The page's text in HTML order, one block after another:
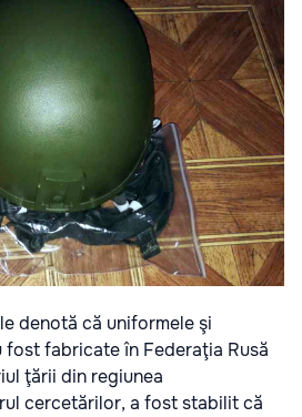
denotă că uniformele şi
fabricate în Federaţia Rusă
ţării din regiunea
cercetărilor, a fost stabilit că